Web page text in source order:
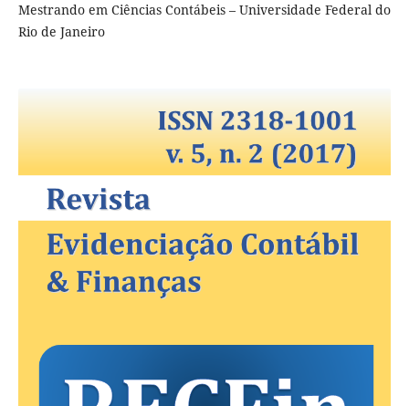
Mestrando em Ciências Contábeis – Universidade Federal do
Rio de Janeiro